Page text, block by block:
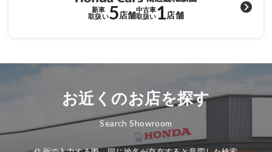
新車
取扱い5店舗
中古車
取扱い1店舗
お近くのお店を探す
Search Showroom